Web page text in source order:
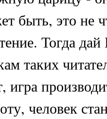
быть, это не
Тогда
таких
игра
человек